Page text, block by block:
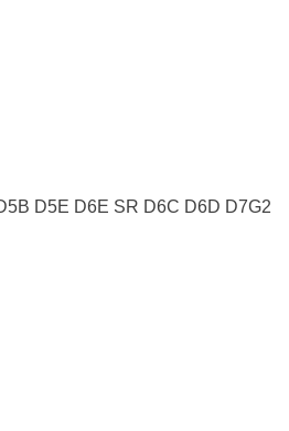
D5E D6E SR D6C D6D D7G2